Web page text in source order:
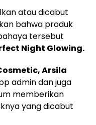
atau dicabut
bahwa produk
tersebut
Night Glowing.
Arsila
admin dan juga
memberikan
yang dicabut